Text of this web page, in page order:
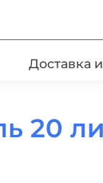
Доставка
20